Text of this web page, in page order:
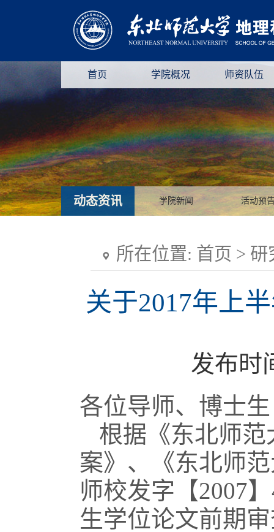
首页 学院概况 师资队伍
动态资讯 学院新闻 活动预
所在位置: 首页 > 研
关于2017年上
发布时
各位导师、博士
根据《东北师
案》、《东北师
师校发字【2007
生学位论文前期